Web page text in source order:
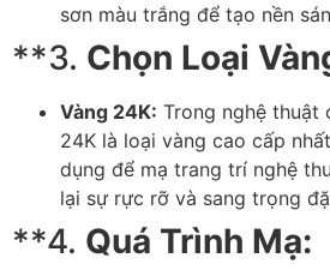
sơn màu trắng để tạo nền
**3. Chọn Loại
Vàng 24K: Trong nghệ thuật
24K là loại vàng cao cấp
dụng để mạ trang trí nghệ
lại sự rực rỡ và sang trọng
**4. Quá Trình Mạ: